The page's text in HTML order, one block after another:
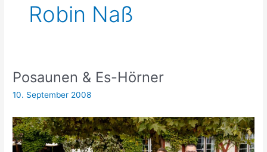
Robin Naß
Posaunen & Es-Hörner
10. September 2008